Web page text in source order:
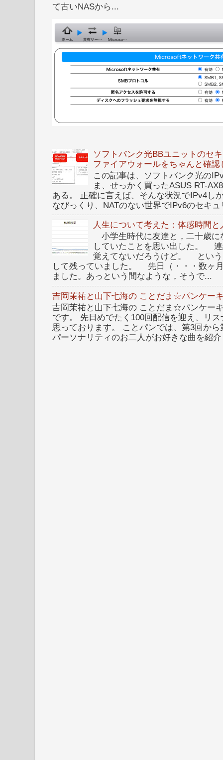
て古いNASから...
ソフトバンク光BBユニットのセ
ファイアウォールをちゃんと確認
この記事は、ソフトバンク光の
ま、せっかく買ったASUS RT-
ある。 正確に言えば、そんな状況でIPv4し
なびっくり、NATのない世界でIPv6のセキ
人生について考えた：体感時間
小学生時代に友達と，二十歳に
していたことを思い出した。
覚えてないだろうけど。 という
して残っていました。 先日（・・・数ヶ
ました。あっという間なような，そうで...
吉岡茉祐と山下七海の ことだま☆パンケー
吉岡茉祐と山下七海の ことだま☆パンケー
です。 先日めでたく100回配信を迎え、リ
思っております。 ことパンでは、第3回か
パーソナリティのお二人がお好きな曲を紹